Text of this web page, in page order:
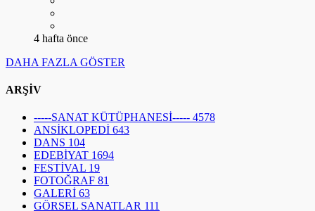
4 hafta önce
DAHA FAZLA GÖSTER
ARŞİV
-----SANAT KÜTÜPHANESİ----- 4578
ANSİKLOPEDİ 643
DANS 104
EDEBİYAT 1694
FESTİVAL 19
FOTOĞRAF 81
GALERİ 63
GÖRSEL SANATLAR 111